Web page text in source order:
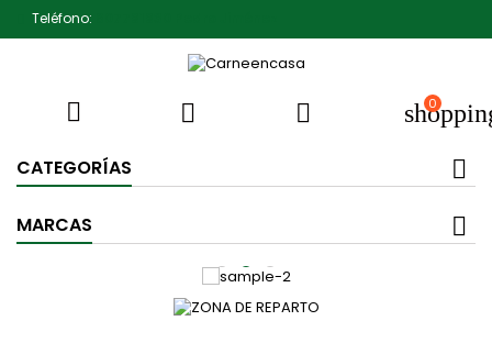
Teléfono:
   0
CATEGORÍAS
MARCAS